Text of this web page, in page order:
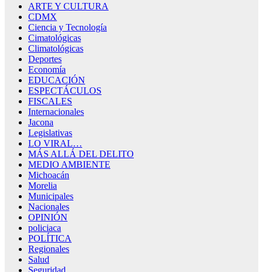
ARTE Y CULTURA
CDMX
Ciencia y Tecnología
Cimatológicas
Climatológicas
Deportes
Economía
EDUCACIÓN
ESPECTÁCULOS
FISCALES
Internacionales
Jacona
Legislativas
LO VIRAL…
MÁS ALLÁ DEL DELITO
MEDIO AMBIENTE
Michoacán
Morelia
Municipales
Nacionales
OPINIÓN
policiaca
POLÍTICA
Regionales
Salud
Seguridad